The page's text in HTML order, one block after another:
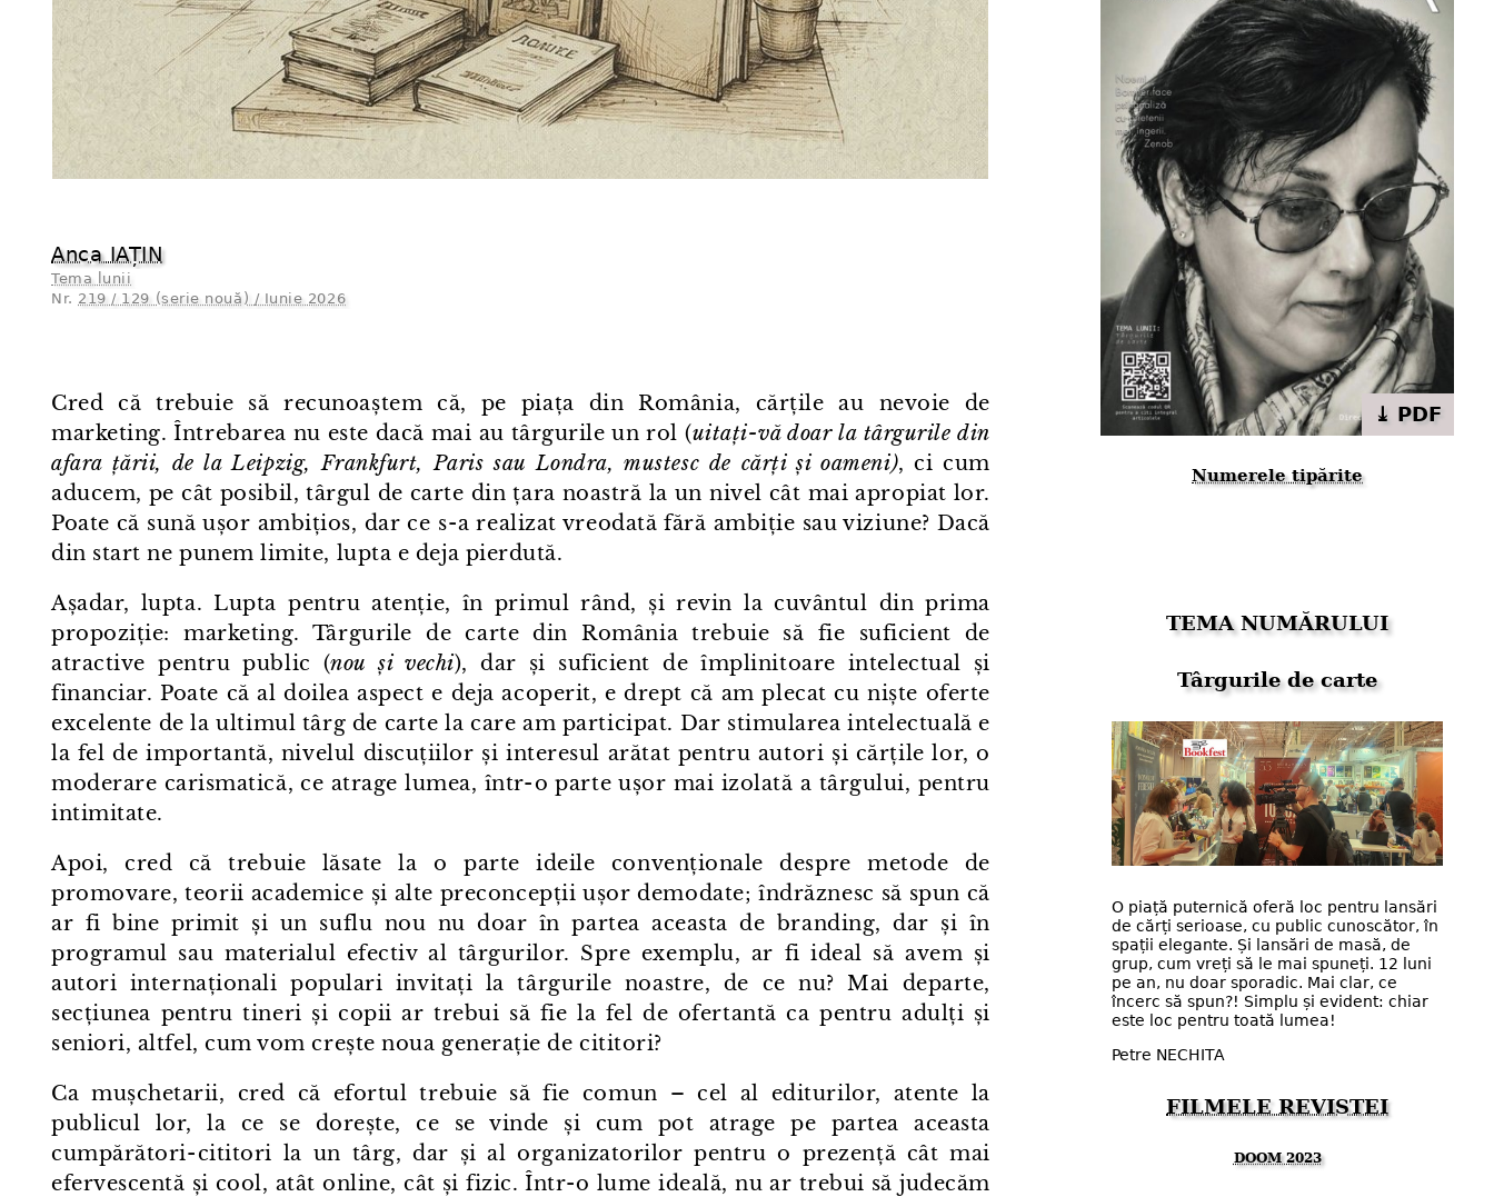
Anca IAȚIN
Tema lunii
Nr. 219 / 129 (serie nouă) / Iunie 2026
Cred că trebuie să recunoaștem că, pe piața din România, cărțile au nevoie de
marketing. Întrebarea nu este dacă mai au târgurile un rol (uitați⁠-⁠vă doar la târgurile din
afara țării, de la Leipzig, Frankfurt, Paris sau Londra, mustesc de cărți și oameni), ci cum
aducem, pe cât posibil, târgul de carte din țara noastră la un nivel cât mai apropiat lor.
Poate că sună ușor ambițios, dar ce s⁠-⁠a realizat vreodată fără ambiție sau viziune? Dacă
din start ne punem limite, lupta e deja pierdută.
Așadar, lupta. Lupta pentru atenție, în primul rând, și revin la cuvântul din prima
propoziție: marketing. Târgurile de carte din România trebuie să fie suficient de
atractive pentru public (nou și vechi), dar și suficient de împlinitoare intelectual și
financiar. Poate că al doilea aspect e deja acoperit, e drept că am plecat cu niște oferte
excelente de la ultimul târg de carte la care am participat. Dar stimularea intelectuală e
la fel de importantă, nivelul discuțiilor și interesul arătat pentru autori și cărțile lor, o
moderare carismatică, ce atrage lumea, într⁠-⁠o parte ușor mai izolată a târgului, pentru
intimitate.
Apoi, cred că trebuie lăsate la o parte ideile convenționale despre metode de
promovare, teorii academice și alte preconcepții ușor demodate; îndrăznesc să spun că
ar fi bine primit și un suflu nou nu doar în partea aceasta de branding, dar și în
programul sau materialul efectiv al târgurilor. Spre exemplu, ar fi ideal să avem și
autori internaționali populari invitați la târgurile noastre, de ce nu? Mai departe,
secțiunea pentru tineri și copii ar trebui să fie la fel de ofertantă ca pentru adulți și
seniori, altfel, cum vom crește noua generație de cititori?
Ca mușchetarii, cred că efortul trebuie să fie comun – cel al editurilor, atente la
publicul lor, la ce se dorește, ce se vinde și cum pot atrage pe partea aceasta
cumpărători⁠-⁠cititori la un târg, dar și al organizatorilor pentru o prezență cât mai
efervescentă și cool, atât online, cât și fizic. Într⁠-⁠o lume ideală, nu ar trebui să judecăm
⤓ PDF
Numerele tipărite
TEMA NUMĂRULUI
Târgurile de carte
O piață puternică oferă loc pentru lansări
de cărți serioase, cu public cunoscător, în
spații elegante. Și lansări de masă, de
grup, cum vreți să le mai spuneți. 12 luni
pe an, nu doar sporadic. Mai clar, ce
încerc să spun?! Simplu și evident: chiar
este loc pentru toată lumea!
Petre NECHITA
FILMELE REVISTEI
DOOM 2023